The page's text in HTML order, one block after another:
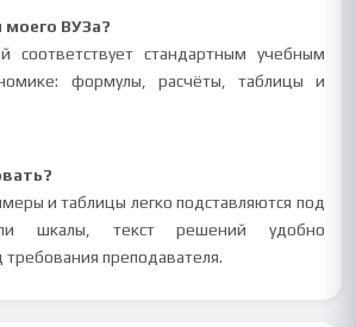
ВУЗа?
соответствует стандартным учебным
формулы, расчёты, таблицы и
и таблицы легко подставляются под
шкалы, текст решений удобно
преподавателя.